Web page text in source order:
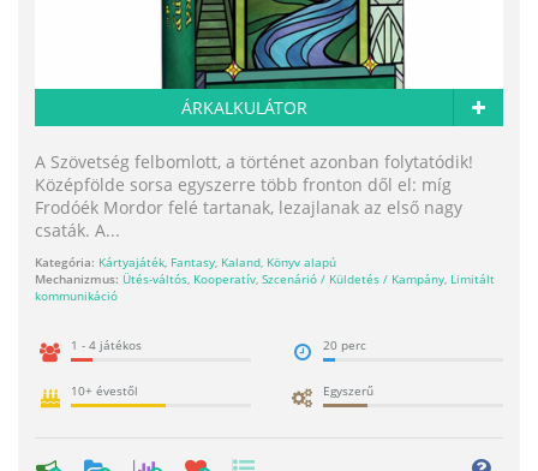
ÁRKALKULÁTOR
A Szövetség felbomlott, a történet azonban folytatódik!
Középfölde sorsa egyszerre több fronton dől el: míg
Frodóék Mordor felé tartanak, lezajlanak az első nagy
csaták. A...
Kategória: Kártyajáték Fantasy Kaland Könyv alapú
Mechanizmus: Ütés-váltós Kooperatív Szcenárió / Küldetés / Kampány Limitált
kommunikáció
1 - 4 játékos 20 perc
10+ évestől Egyszerű